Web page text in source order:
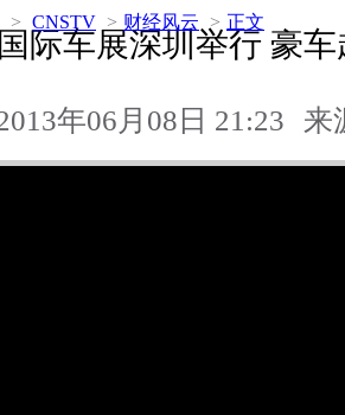
> CNSTV > 财经风云 > 正文
际车展深圳举行 豪
年06月08日 21:23 来